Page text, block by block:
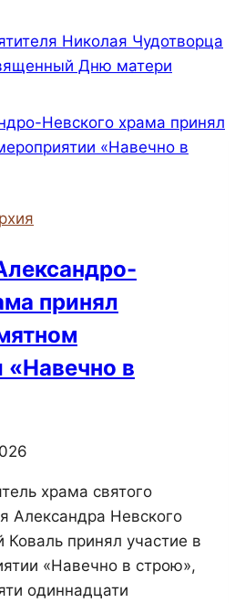
Николая Чудотворца
Дню матери
принял
«Навечно в
храма святого
Александра Невского
Коваль принял участие в
«Навечно в строю»,
одиннадцати